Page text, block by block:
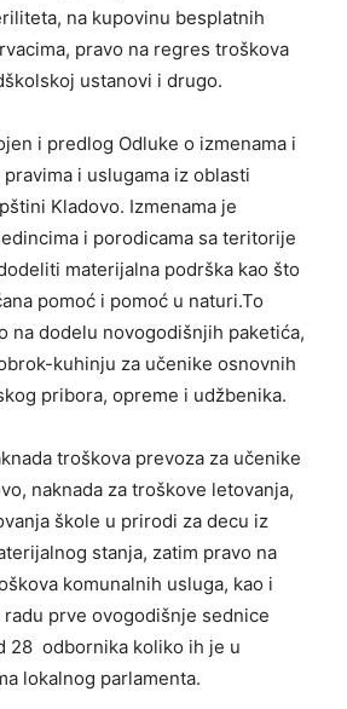
na kupovinu besplatnih
pravo na regres troškova
ustanovi i drugo.
i predlog Odluke o izmenama i
i uslugama iz oblasti
Kladovo. Izmenama je
i porodicama sa teritorije
materijalna podrška kao što
pomoć i pomoć u naturi.To
na dodelu novogodišnjih paketića,
kuhinju za učenike osnovnih
pribora, opreme i udžbenika.
troškova prevoza za učenike
naknada za troškove letovanja,
škole u prirodi za decu iz
stanja, zatim pravo na
komunalnih usluga, kao i
prve ovogodišnje sednice
28 odbornika koliko ih je u
lokalnog parlamenta.